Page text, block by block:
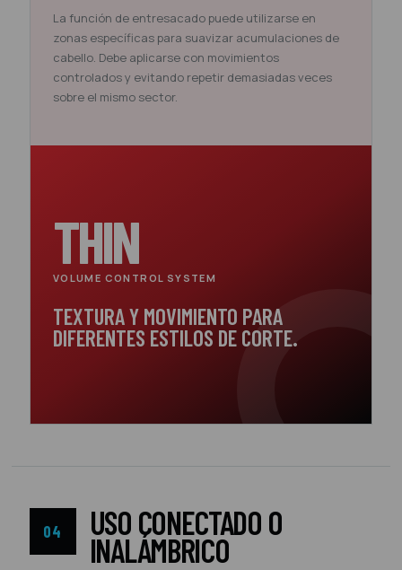
La función de entresacado puede utilizarse en
zonas específicas para suavizar acumulaciones de
cabello. Debe aplicarse con movimientos
controlados y evitando repetir demasiadas veces
sobre el mismo sector.
THIN
VOLUME CONTROL SYSTEM
TEXTURA Y MOVIMIENTO PARA
DIFERENTES ESTILOS DE CORTE.
04 USO CONECTADO O
INALÁMBRICO